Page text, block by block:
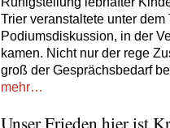
Trier veranstaltete unter dem
Podiumsdiskussion, in der
kamen. Nicht nur der rege
groß der Gesprächsbedarf
mehr…
Unser Frieden hier ist